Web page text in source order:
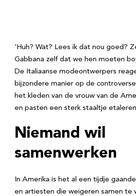
‘Huh? Wat? Lees ik dat nou goed?
Gabbana zelf dat we hen moeten
De Italiaanse modeontwerpers
bijzondere manier op de
het kleden van de vrouw van de
en pasten een sterk staaltje
Niemand wil
samenwerken
In Amerika is het al een tijdje
en artiesten die weigeren samen te